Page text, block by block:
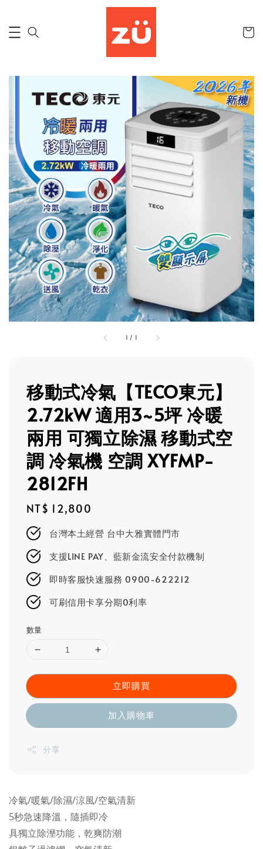
1 / 1
移動式冷氣【TECO東元】
2.72kW 適用3~5坪 冷暖
兩用 可獨立除濕 移動式空
調 冷氣機 空調 XYFMP-
2812FH
Regular
price
NT$ 12,800
台灣本土經營 台中大雅實體門市
支援LINE PAY、藍新金流安全付款機制
即時客服快速服務 0900-622212
可刷信用卡享分期0利率
數量
立即購買
加入購物車
分享
冷氣/暖氣/除濕/涼風/空氣清新
5秒急速降溫，隨插即冷
具獨立除溼功能，乾爽防潮